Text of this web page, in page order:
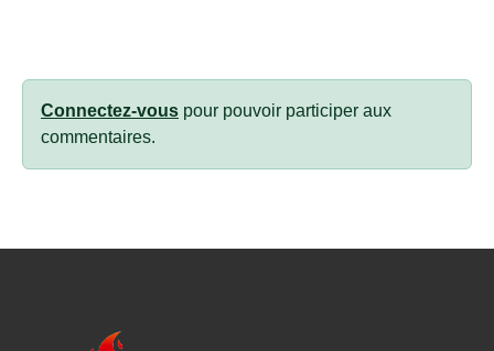
Connectez-vous pour pouvoir participer aux
commentaires.